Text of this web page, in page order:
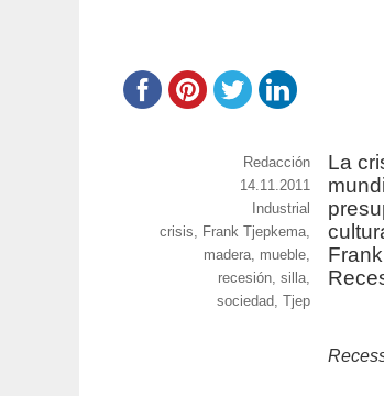
La
https://
Redacción
Publicado
14.11.2011
Categorías
Industrial
Etiquetas
crisis, Frank Tjepkema,
madera, mueble,
recesión,silla,
sociedad,Tjep